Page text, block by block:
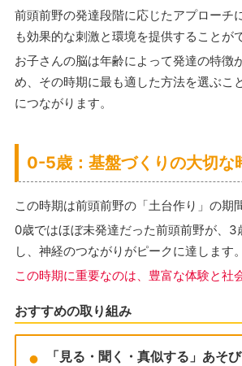
前頭前野の発達段階に応じたアプローチ
も効果的な刺激と環境を提供することが
お子さんの脳は年齢によって発達の特徴
め、その時期に最も適した方法を選ぶこ
につながります。
0-5歳：基盤づくりの大切な
この時期は前頭前野の「土台作り」の期
0歳ではほぼ未発達だった前頭前野が、3
し、神経のつながりがピークに達します。
この時期に重要なのは、豊富な体験と社
おすすめの取り組み
「見る・聞く・真似する」あそび